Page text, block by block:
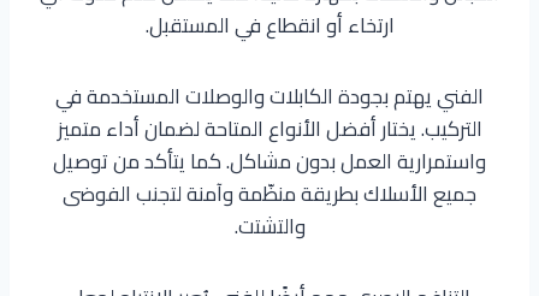
ارتخاء أو انقطاع في المستقبل.
الفني يهتم بجودة الكابلات والوصلات المستخدمة في
التركيب. يختار أفضل الأنواع المتاحة لضمان أداء متميز
واستمرارية العمل بدون مشاكل. كما يتأكد من توصيل
جميع الأسلاك بطريقة منظّمة وآمنة لتجنب الفوضى
والتشتت.